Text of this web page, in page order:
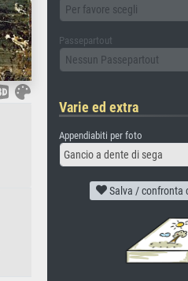
Per favore scegli
Passepartout
Nessun Passepartout
Varie ed extra
Appendiabiti per foto
Gancio a dente di sega
Salva / confronta